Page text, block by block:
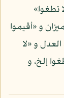
تطغوا»
و «أقيموا
و «لا
إلخ، و